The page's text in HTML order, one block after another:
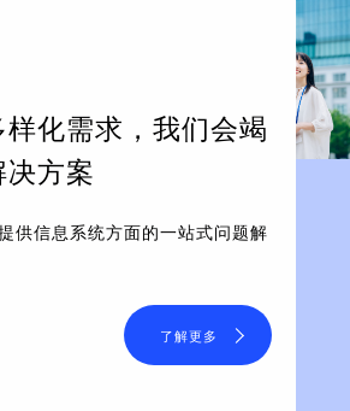
化需求， 我们会竭
方案
供信息系统方面的一站式问题解
了解更多